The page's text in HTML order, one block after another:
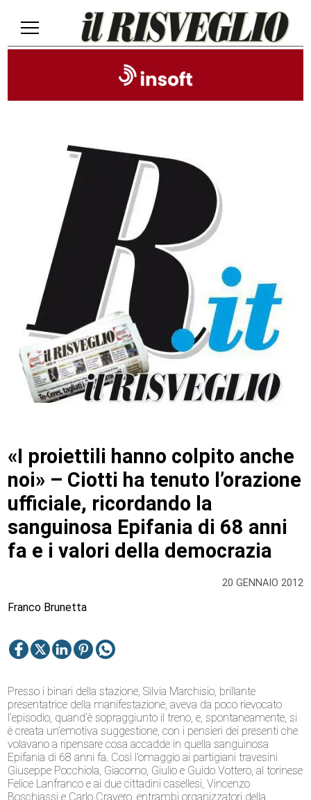
20 GENNAIO 2012
«I proiettili hanno colpito anche
noi» – Ciotti ha tenuto l’orazione
ufficiale, ricordando la
sanguinosa Epifania di 68 anni
fa e i valori della democrazia
Franco Brunetta
Presso i binari della stazione, Silvia Marchisio, brillante
presentatrice della manifestazione, aveva da poco rievocato
l’episodio, quand’è sopraggiunto il treno, e, spontaneamente, si
è creata un’emotiva suggestione, con i pensieri dei presenti che
volavano a ripensare cosa accadde in quella sanguinosa
Epifania di 68 anni fa. Così l’omaggio ai partigiani travesini
Giuseppe Pocchiola, Giacomo, Giulio e Guido Vottero, al torinese
Felice Lanfranco e ai due cittadini casellesi, Vincenzo
Boschiassi e Carlo Cravero, entrambi organizzatori della